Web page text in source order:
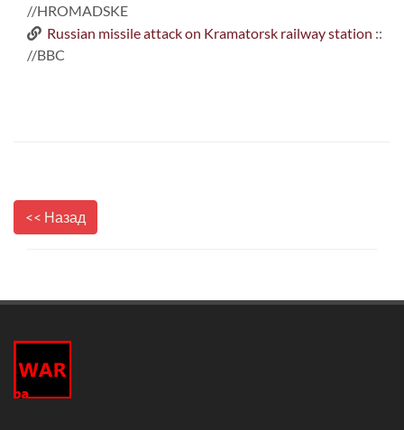
//HROMADSKE
Russian missile attack on Kramatorsk railway station ::
//BBC
<< Назад